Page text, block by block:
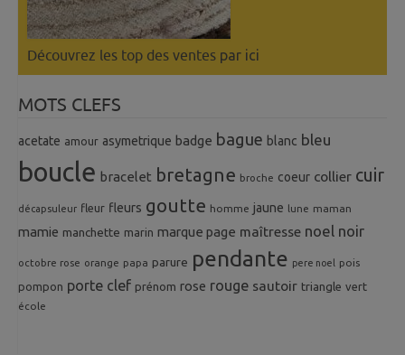
Découvrez les top des ventes par ici
MOTS CLEFS
acetate amour asymetrique badge bague blanc bleu
boucle bracelet bretagne broche coeur collier cuir
décapsuleur fleur fleurs goutte homme jaune lune maman
mamie manchette marin marque page maîtresse noel noir
octobre rose orange papa parure pendante pere noel pois
pompon porte clef prénom rose rouge sautoir triangle vert
école